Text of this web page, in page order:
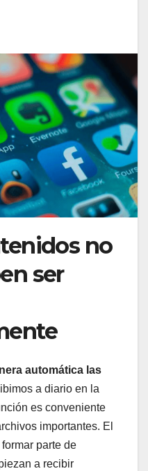
no
ser
automática las
a diario en la
es conveniente
importantes. El
parte de
a recibir